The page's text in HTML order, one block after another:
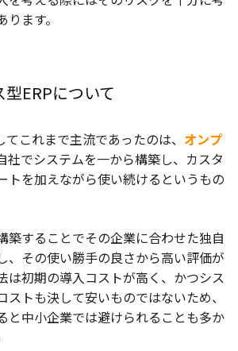
ます。
ERPについて
これまで主流であったのは、 オンプ
社でシステムを一から構築し、カスタ
トを加えながら使い続けるというもの
築することでその企業に合わせた独自
、その使い勝手の良さから高い評価が
は初期の導入コストが高く、かつシス
ストも決して安いものではないため、
と中小企業では避けられることも多か